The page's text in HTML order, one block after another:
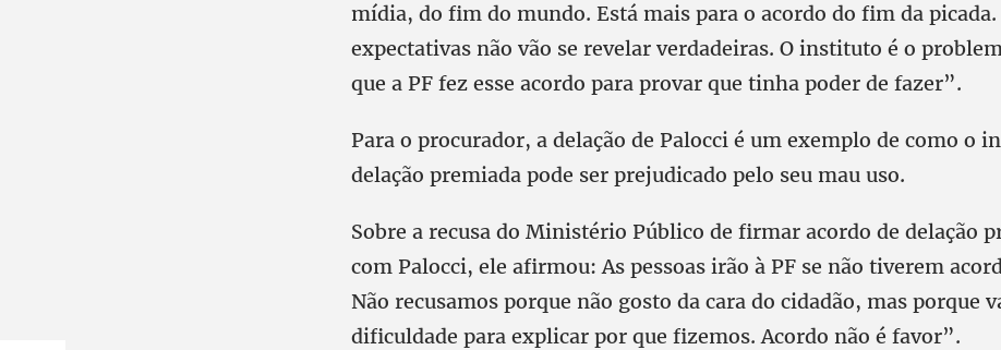
mídia, do fim do mundo. Está mais para o acordo do fim da picada.
expectativas não vão se revelar verdadeiras. O instituto é o
que a PF fez esse acordo para provar que tinha poder de fazer”.
Para o procurador, a delação de Palocci é um exemplo de como o
delação premiada pode ser prejudicado pelo seu mau uso.
Sobre a recusa do Ministério Público de firmar acordo de delação
com Palocci, ele afirmou: As pessoas irão à PF se não tiverem
Não recusamos porque não gosto da cara do cidadão, mas porque
dificuldade para explicar por que fizemos. Acordo não é favor”.